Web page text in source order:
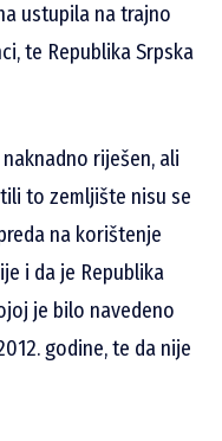
ustupila na trajno
te Republika Srpska
riješen, ali
to zemljište nisu se
na korištenje
i da je Republika
je bilo navedeno
godine, te da nije